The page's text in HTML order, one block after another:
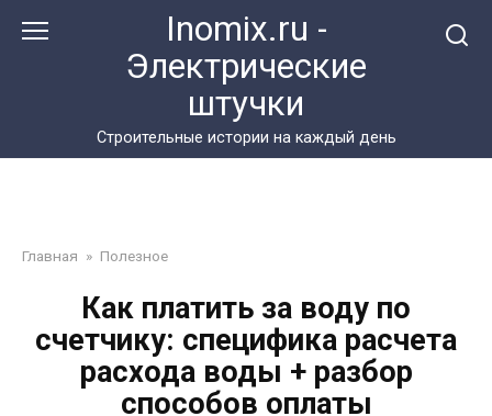
Inomix.ru -
Электрические
штучки
Cтроительные истории на каждый день
Главная » Полезное
Как платить за воду по
счетчику: специфика расчета
расхода воды + разбор
способов оплаты